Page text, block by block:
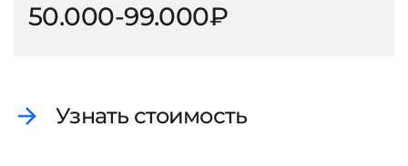
50.000-99.000₽
Узнать стоимость